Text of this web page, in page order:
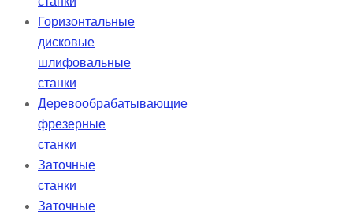
Горизонтальные
дисковые
шлифовальные
станки
Деревообрабатывающие
фрезерные
станки
Заточные
станки
Заточные